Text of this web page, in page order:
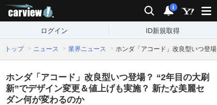
検索 通知
i
ログイン ID新規取得
トップ ニュース 業界ニュース ホンダ「アコード」改良型いつ登
ホンダ「アコード」改良型いつ登場？ “2年目の大刷
新”でデザイン変更＆値上げも実施？ 新たな美麗セ
ダン何が変わるのか